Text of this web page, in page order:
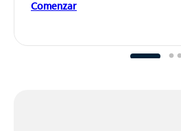
Comenzar